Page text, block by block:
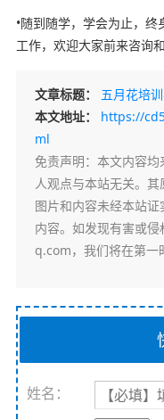
•随到随学，学会为止，
工作，欢迎大家前来咨询和
文章标题： 五月花培
本文地址： https://
ml
免责声明：本文内容
人观点与本站无关。
图片和内容未经本站
内容。如发现有害或
q.com，我们将在第一
姓名：